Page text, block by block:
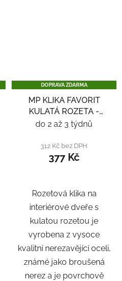
DOPRAVA ZDARMA
MP KLIKA FAVORIT
KULATÁ ROZETA -
NEREZ
do 2 až 3 týdnů
312 Kč bez DPH
377 Kč
Rozetová klika na
interiérové ​​dveře s
kulatou rozetou je
vyrobena z vysoce
kvalitní nerezavějící oceli,
známé jako broušená
nerez a je povrchově